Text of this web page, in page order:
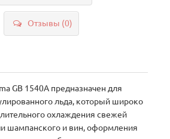
Отзывы (0)
GВ 1540A предназначен для
льда, который широко
охлаждения свежей
шампанского и вин, оформления